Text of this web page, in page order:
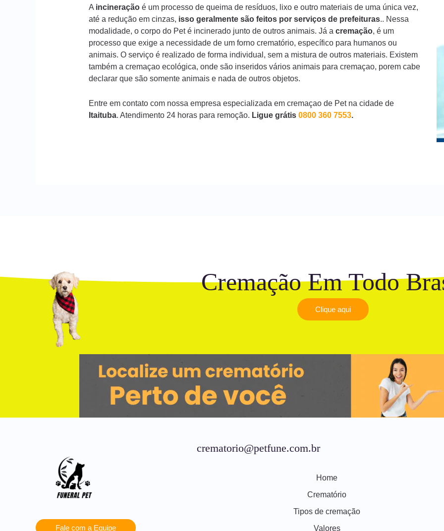
A incineraçãoé um processo de queima de resíduos, lixo e outro materiais de uma única vez,
até a redução em cinzas, isso geralmente são feitos por serviços de prefeituras.. Nessa
modalidade, o corpo do Pet é incinerado junto de outros animais. Já a cremação, é um
processo que exige a necessidade de um forno crematório, específico para humanos ou
animais. O serviço é realizado de forma individual, sem a mistura de outros materiais. Existem
também a cremaçao ecológica, onde são inseridos vários animais para cremaçao, porem cabe
declarar que são somente animais e nada de outros objetos.
Entre em contato com nossa empresa especializada em cremaçao de Pet na cidade de
Itaituba. Atendimento 24 horas para remoção. Ligue grátis 0800 360 7553.
Cremação Em Todo
Clique aqui
Fale com a Equipe
crematorio@petfune.com.br
Home
Crematório
Tipos de cremação
Valores